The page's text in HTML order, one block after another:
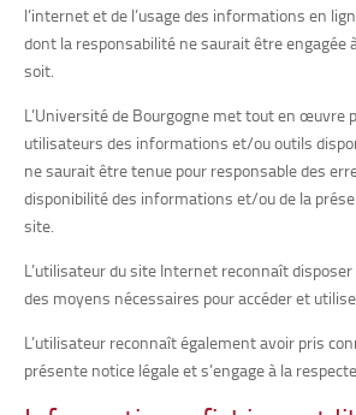
l’internet et de l’usage des informations en
dont la responsabilité ne saurait être engagée
soit.
L’Université de Bourgogne met tout en œuvre
utilisateurs des informations et/ou outils
ne saurait être tenue pour responsable des
disponibilité des informations et/ou de la
site.
L’utilisateur du site Internet reconnaît
des moyens nécessaires pour accéder et
L’utilisateur reconnaît également avoir pris
présente notice légale et s’engage à la